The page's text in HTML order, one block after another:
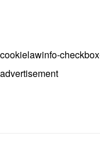
cookielawinfo-
advertisement